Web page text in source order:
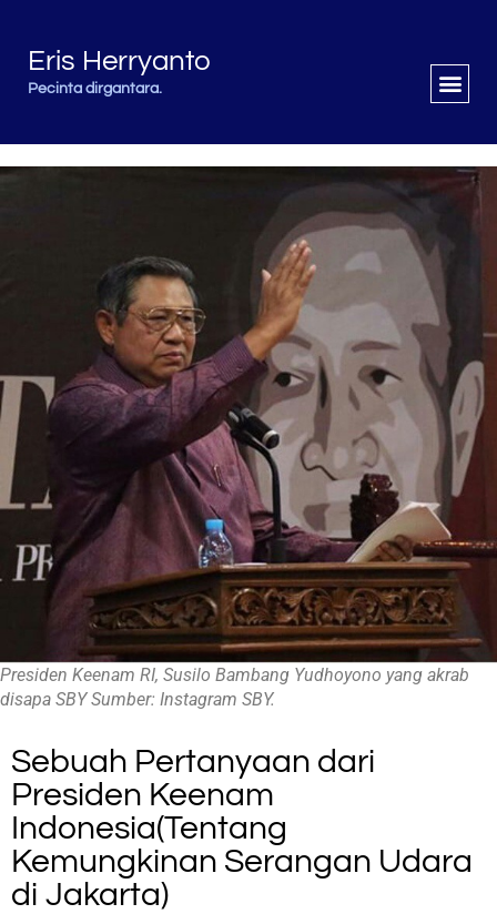
Eris Herryanto
Pecinta dirgantara.
Presiden Keenam RI, Susilo Bambang Yudhoyono yang akrab
disapa SBY Sumber: Instagram SBY.
Sebuah Pertanyaan dari
Presiden Keenam
Indonesia(Tentang
Kemungkinan Serangan Udara
di Jakarta)